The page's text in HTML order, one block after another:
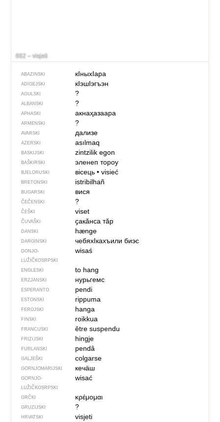
662 – visjeti
ABAZINSKI кIныхIара
ADIGEJSKI кIэшIэгъэн
AGULSKI ?
ALBANSKI ?
APHASKI акнаҳазаара
ARMENSKI ?
AVARSKI дализе
AZERSKI asılmaq
BASKIJSKI zintzilik egon
BAŠKIRSKI эленеп тороу
BJELORUSKI вісець• visieć
BRETONSKI istribilhañ
BUGARSKI вися
ČEČENSKI ?
ČEŠKI viset
ČUVAŠKI ҫакӑнса тӑр
DANSKI hænge
DARGINSKI чебяхIкахъили биэс
DONJO­
LUŽIČKOSRPSKI
wisaś
ENGLESKI to hang
ERZJANSKI нурьгемс
ESPERANTO pendi
ESTONSKI rippuma
FEROJSKI hanga
FINSKI roikkua
FRANCUSKI être suspendu
FRIZIJSKI hingje
FURLANSKI pendâ
GALJEŠKI colgarse
GORNJOMARIJSKI кечӓш
GORNJO­
LUŽIČKOSRPSKI
wisać
GRČKI κρέμομαι
GRUZIJSKI ?
HRVATSKI visjeti